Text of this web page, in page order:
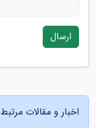
ارسال
اخبار و مقالات مرتبط